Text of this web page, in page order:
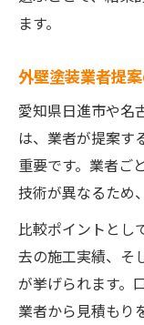
ます。
外壁塗装業者提
愛知県日進市や名
は、業者が提案す
重要です。業者ご
技術が異なるため
比較ポイントとし
去の施工実績、そ
が挙げられます。
業者から見積もり